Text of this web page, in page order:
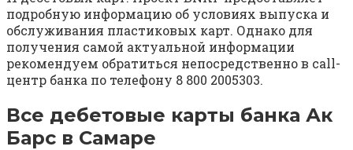
подробную информацию об условиях выпуска и
обслуживания пластиковых карт. Однако для
получения самой актуальной информации
рекомендуем обратиться непосредственно в call-
центр банка по телефону 8 800 2005303.
Все дебетовые карты банка Ак
Барс в Самаре